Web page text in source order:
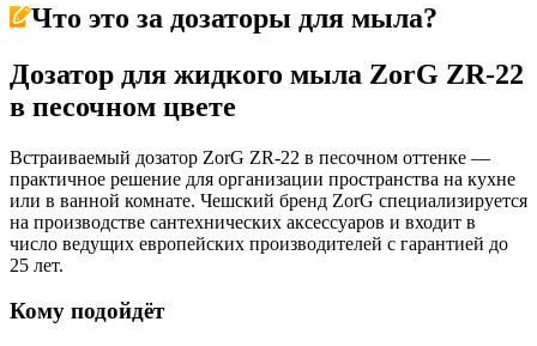
Что это за дозаторы для мыла?
Дозатор для жидкого мыла ZorG ZR-22
в песочном цвете
Встраиваемый дозатор ZorG ZR-22 в песочном оттенке —
практичное решение для организации пространства на кухне
или в ванной комнате. Чешский бренд ZorG специализируется
на производстве сантехнических аксессуаров и входит в
число ведущих европейских производителей с гарантией до
25 лет.
Кому подойдёт